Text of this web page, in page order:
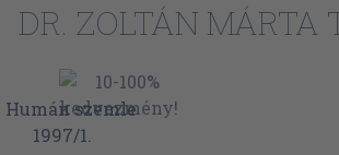
DR. ZOLTÁN MÁRTA